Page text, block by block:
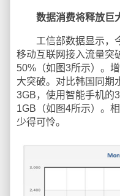
数据消费将释放巨
工信部数据显示，今
移动互联网接入流量突
50%（如图3所示）。
大突破。对比韩国同期
3GB，使用智能手机的
1GB（如图4所示）。
少得可怜。